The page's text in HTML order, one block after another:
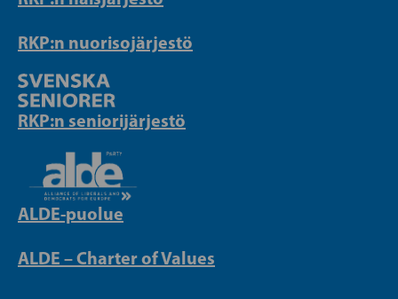
RKP:n nuorisojärjestö
RKP:n seniorijärjestö
ALDE-puolue
ALDE – Charter of Values